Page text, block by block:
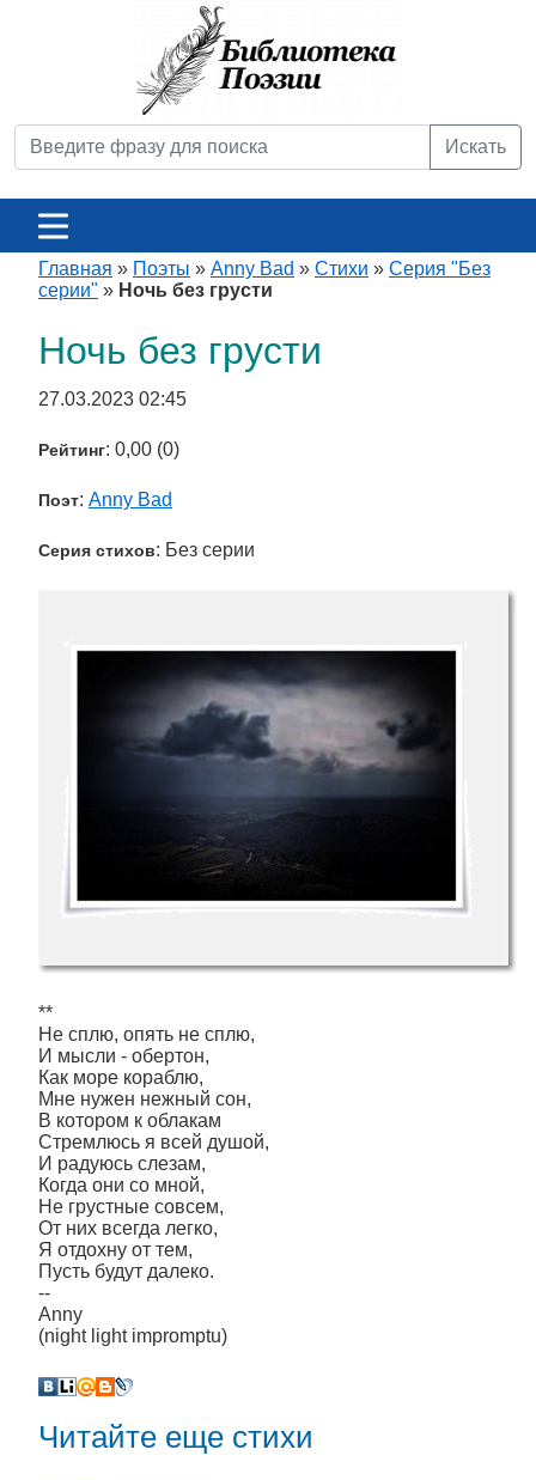
Искать
Главная » Поэты » Anny Bad » Стихи » Серия "Без
серии" » Ночь без грусти
Ночь без грусти
27.03.2023 02:45
Рейтинг: 0,00 (0)
Поэт: Anny Bad
Серия стихов: Без серии
**
Не сплю, опять не сплю,
И мысли - обертон,
Как море кораблю,
Мне нужен нежный сон,
В котором к облакам
Стремлюсь я всей душой,
И радуюсь слезам,
Когда они со мной,
Не грустные совсем,
От них всегда легко,
Я отдохну от тем,
Пусть будут далеко.
--
Anny
(night light impromptu)
Читайте еще стихи